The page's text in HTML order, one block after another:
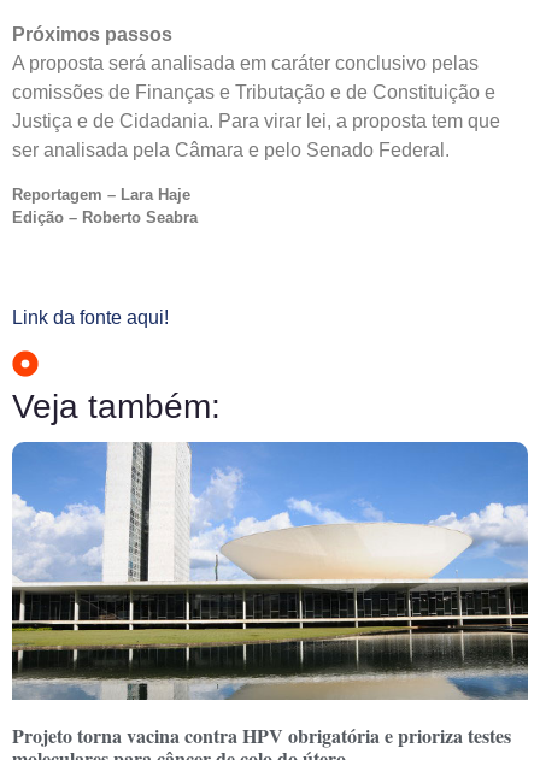
Próximos passos
A proposta será analisada em caráter conclusivo pelas
comissões de Finanças e Tributação e de Constituição e
Justiça e de Cidadania. Para virar lei, a proposta tem que
ser analisada pela Câmara e pelo Senado Federal.
Reportagem – Lara Haje
Edição – Roberto Seabra
Link da fonte aqui!
Veja também:
Projeto torna vacina contra HPV obrigatória e prioriza testes